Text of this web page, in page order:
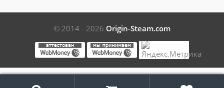
© 2014 - 2026 Origin-Steam.com